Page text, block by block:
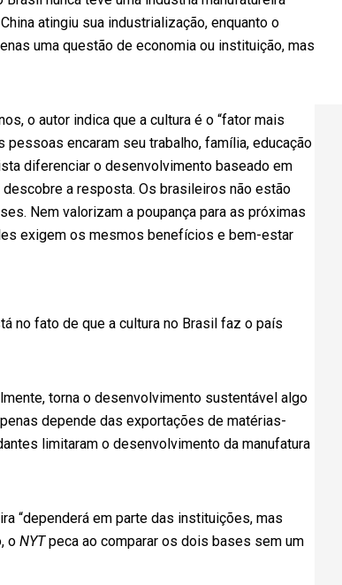
atingiu sua industrialização, enquanto o
uma questão de economia ou instituição, mas
o autor indica que a cultura é o “fator mais
pessoas encaram seu trabalho, família, educação
diferenciar o desenvolvimento baseado em
descobre a resposta. Os brasileiros não estão
Nem valorizam a poupança para as próximas
exigem os mesmos benefícios e bem-estar
no fato de que a cultura no Brasil faz o país
torna o desenvolvimento sustentável algo
depende das exportações de matérias-
limitaram o desenvolvimento da manufatura
“dependerá em parte das instituições, mas
o NYTpeca ao comparar os dois bases sem um